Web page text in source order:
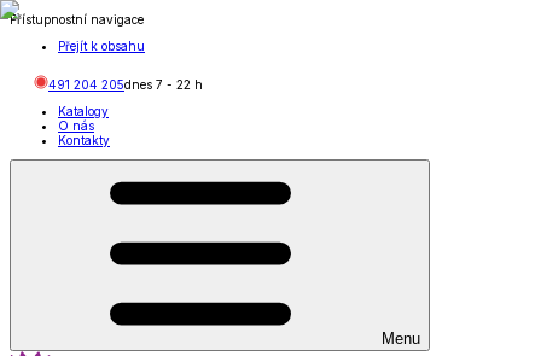
Přístupnostní navigace
Přejít k obsahu
491 204 205dnes 7 - 22 h
Katalogy
O nás
Kontakty
Menu